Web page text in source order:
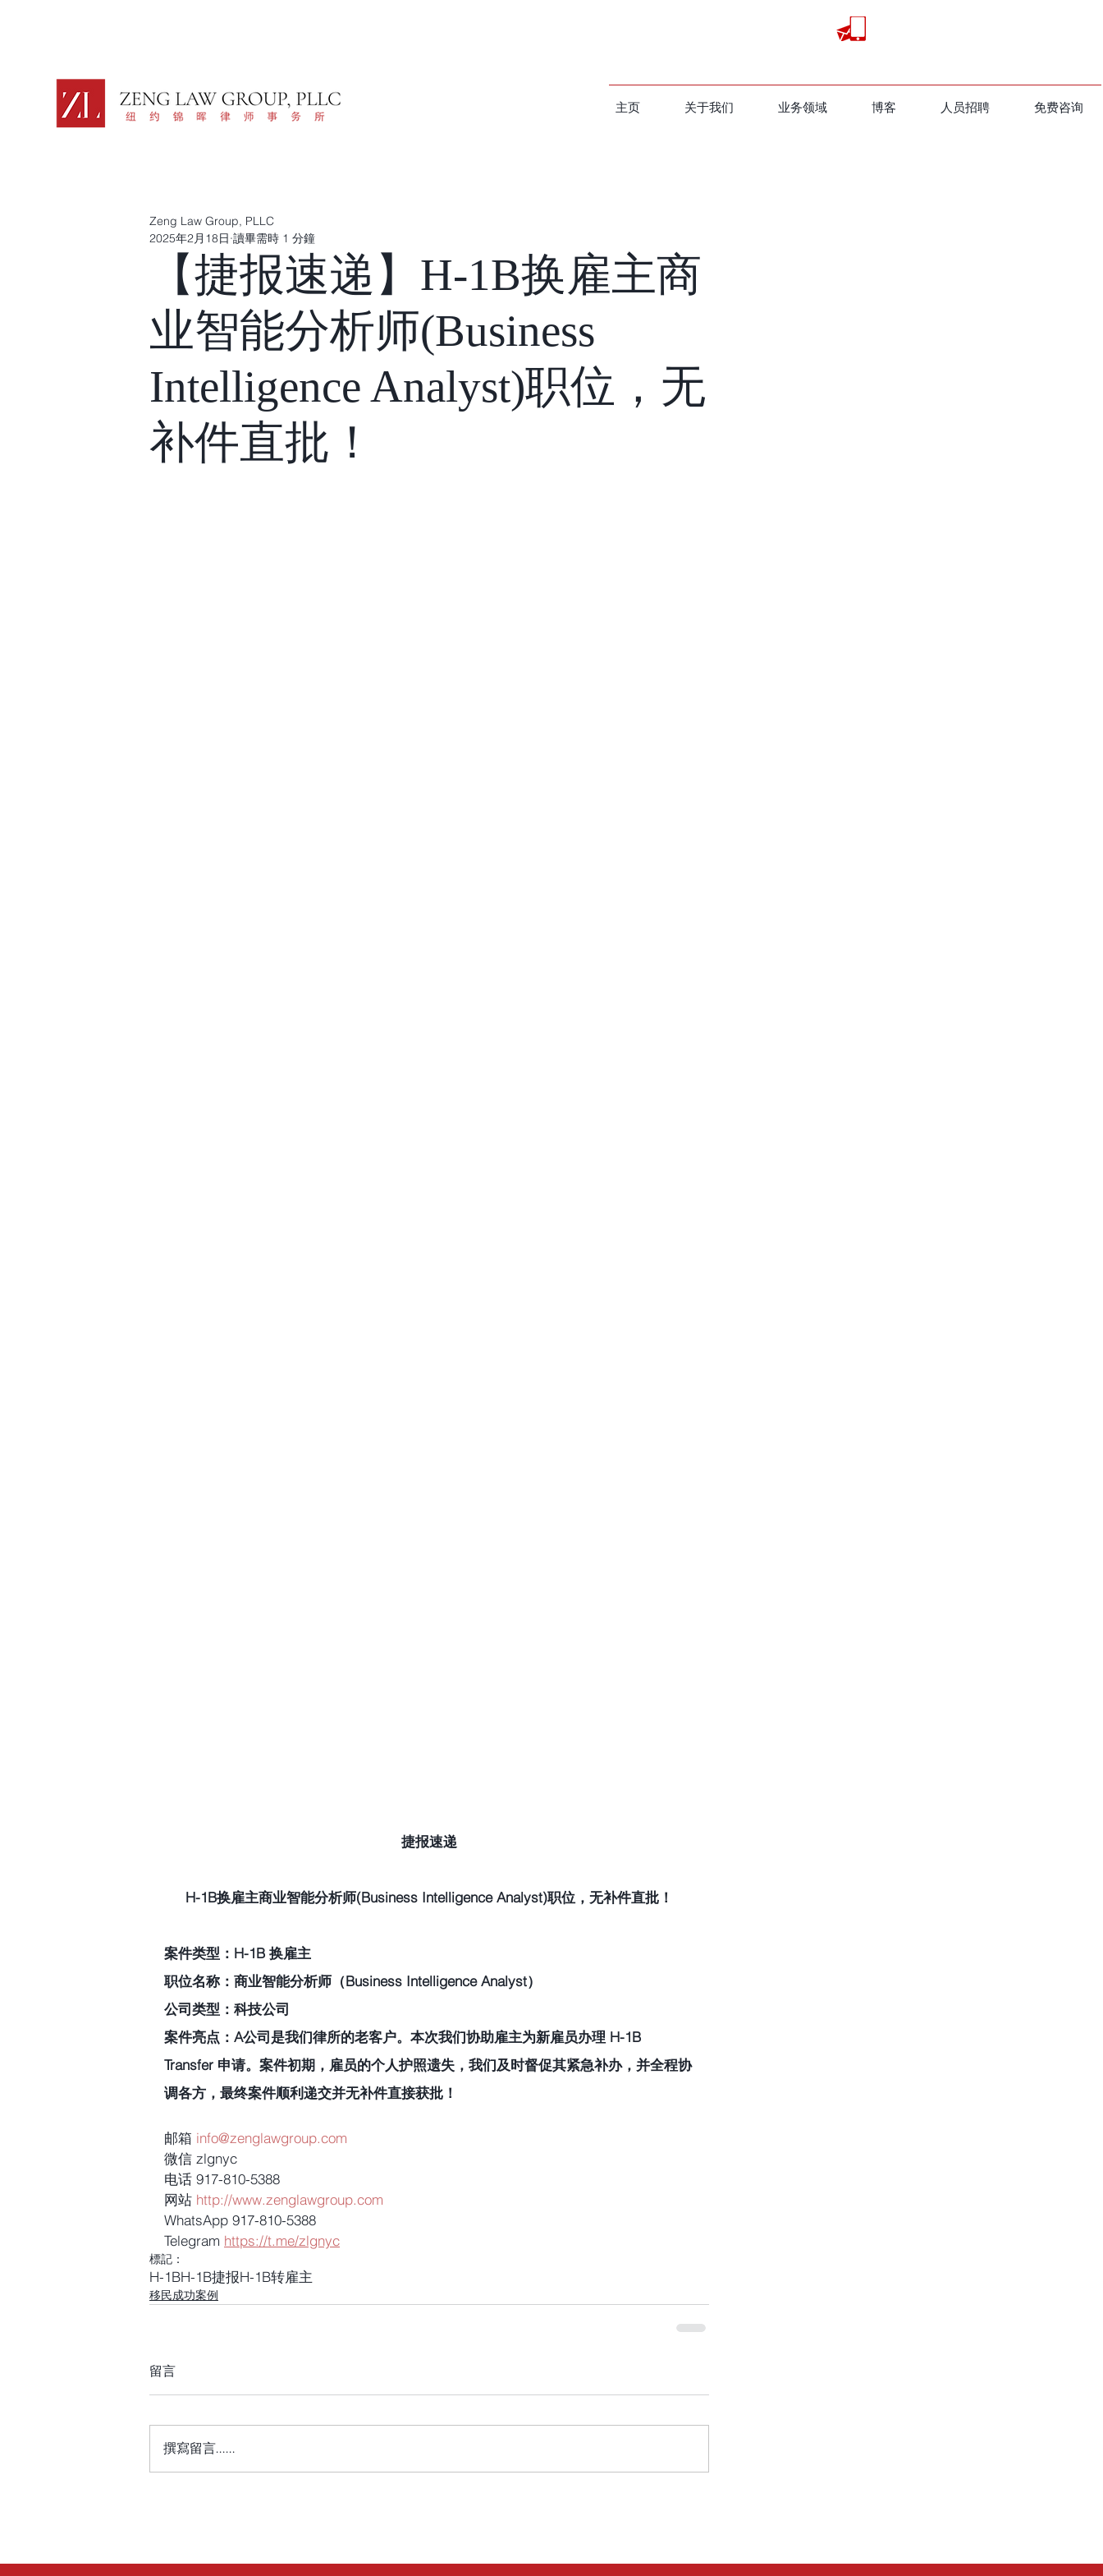
主页 关于我们 业务领域 ​博客 人员招聘 免费咨询
【捷报速递】H-1B换雇主商
业智能分析师(Business
Intelligence Analyst)职位，无
补件直批！
Zeng Law Group, PLLC
2025年2月18日 讀畢需時 1 分鐘
捷报速递
H-1B换雇主商业智能分析师(Business Intelligence Analyst)职位，无补件直批！
案件类型：H-1B 换雇主
职位名称：商业智能分析师（Business Intelligence Analyst）
公司类型：科技公司
案件亮点：A公司是我们律所的老客户。本次我们协助雇主为新雇员办理 H-1B
Transfer 申请。案件初期，雇员的个人护照遗失，我们及时督促其紧急补办，并全程协
调各方，最终案件顺利递交并无补件直接获批！
邮箱 info@zenglawgroup.com
微信 zlgnyc
电话 917-810-5388
网站 http://www.zenglawgroup.com
WhatsApp 917-810-5388
Telegram https://t.me/zlgnyc
標記：
H-1BH-1B捷报H-1B转雇主
移民成功案例
留言
撰寫留言......